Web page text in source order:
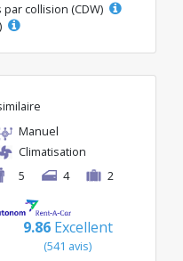
collision (CDW)
Manuel
Climatisation
5
4 2
9.86 Excellent
(541 avis)